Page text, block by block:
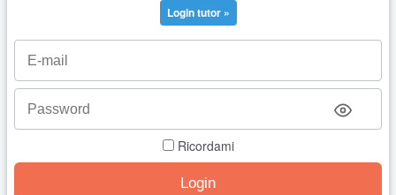
Login tutor »
Ricordami